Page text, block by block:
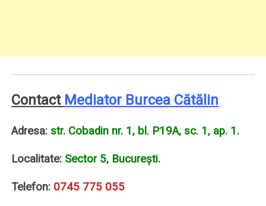
Contact Mediator Burcea Cătălin
Adresa: str. Cobadin nr. 1, bl. P19A, sc. 1, ap. 1.
Localitate: Sector 5, Bucureşti.
Telefon: 0745 775 055